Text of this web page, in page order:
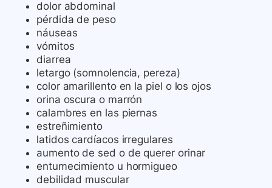
dolor abdominal
pérdida de peso
náuseas
vómitos
diarrea
letargo (somnolencia, pereza)
color amarillento en la piel o los ojos
orina oscura o marrón
calambres en las piernas
estreñimiento
latidos cardíacos irregulares
aumento de sed o de querer orinar
entumecimiento u hormigueo
debilidad muscular